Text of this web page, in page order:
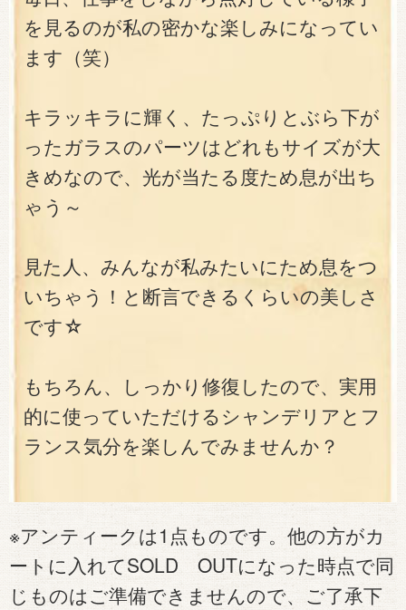
を見るのが私の密かな楽しみになってい
ます（笑）
キラッキラに輝く、たっぷりとぶら下が
ったガラスのパーツはどれもサイズが大
きめなので、光が当たる度ため息が出ち
ゃう～
見た人、みんなが私みたいにため息をつ
いちゃう！と断言できるくらいの美しさ
です☆
もちろん、しっかり修復したので、実用
的に使っていただけるシャンデリアとフ
ランス気分を楽しんでみませんか？
※アンティークは1点ものです。他の方がカ
ートに入れてSOLD OUTになった時点で同
じものはご準備できませんので、ご了承下